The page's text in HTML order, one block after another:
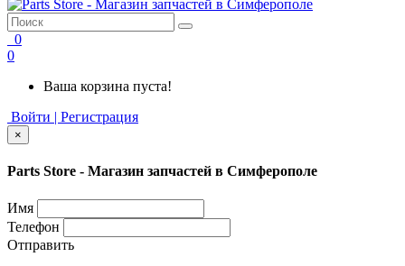
0
0
Ваша корзина пуста!
Войти | Регистрация
×
Parts Store - Магазин запчастей в Симферополе
Имя
Телефон
Отправить